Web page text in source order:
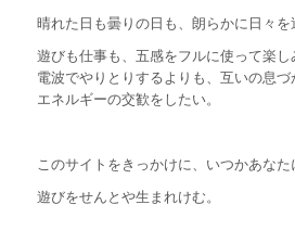
晴れた日も曇りの日も、朗らかに日々を
遊びも仕事も、五感をフルに使って楽し
電波でやりとりするよりも、互いの息づ
エネルギーの交歓をしたい。
このサイトをきっかけに、いつかあなた
遊びをせんとや生まれけむ。